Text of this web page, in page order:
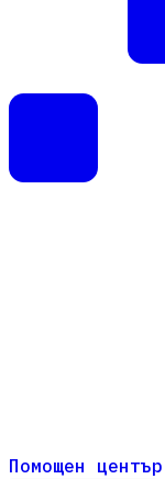
Помощен център